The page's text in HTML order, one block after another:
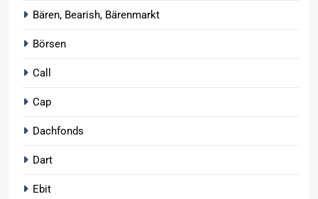
Bären, Bearish, Bärenmarkt
Börsen
Call
Cap
Dachfonds
Dart
Ebit